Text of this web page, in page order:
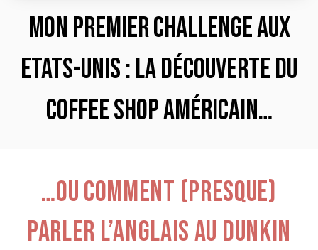
Mon premier challenge aux
Etats-Unis : la découverte du
coffee shop américain…
…Ou comment (presque)
parler l’anglais au Dunkin